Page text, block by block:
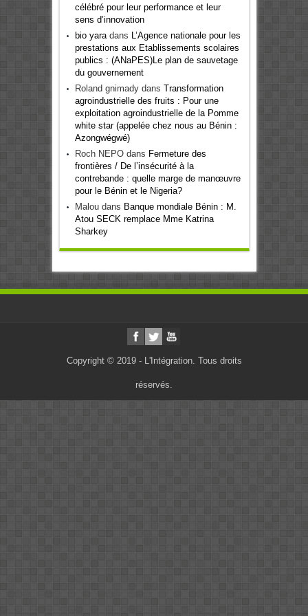
célébré pour leur performance et leur
sens d’innovation
bio yaradans L’Agence nationale pour les
prestations aux Etablissements scolaires
publics : (ANaPES)Le plan de sauvetage
du gouvernement
Roland gnimadydans Transformation
agroindustrielle des fruits : Pour une
exploitation agroindustrielle de la Pomme
white star (appelée chez nous au Bénin :
Azongwégwé)
Roch NEPOdans Fermeture des
frontières / De l’insécurité à la
contrebande : quelle marge de manœuvre
pour le Bénin et le Nigeria?
Maloudans Banque mondiale Bénin : M.
Atou SECK remplace Mme Katrina
Sharkey
Copyright © 2019 - L'Intégration. Tous droits
réservés.